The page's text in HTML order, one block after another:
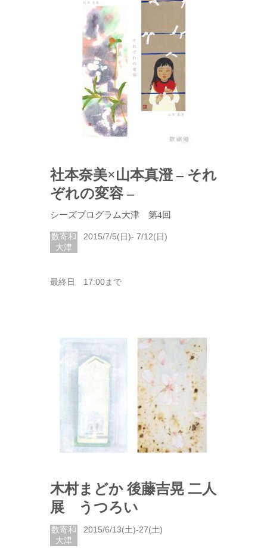
社本奈美×山本真澄 – それ
ぞれの変容 –
シーズプログラム大津 第4回
数寄和
大津
2015/7/5(日)- 7/12(日)
最終日 17:00まで
木村まどか 後藤吉晃 二人
展 うつろい
数寄和
大津
2015/6/13(土)-27(土)